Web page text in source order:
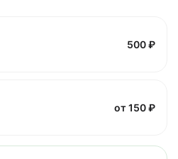
500 ₽
от 150 ₽